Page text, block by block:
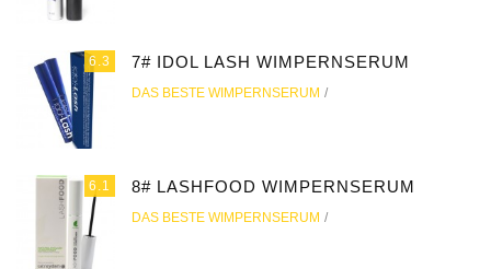
6.3 7# IDOL LASH WIMPERNSERUM
DAS BESTE WIMPERNSERUM
6.1 8# LASHFOOD WIMPERNSERUM
DAS BESTE WIMPERNSERUM